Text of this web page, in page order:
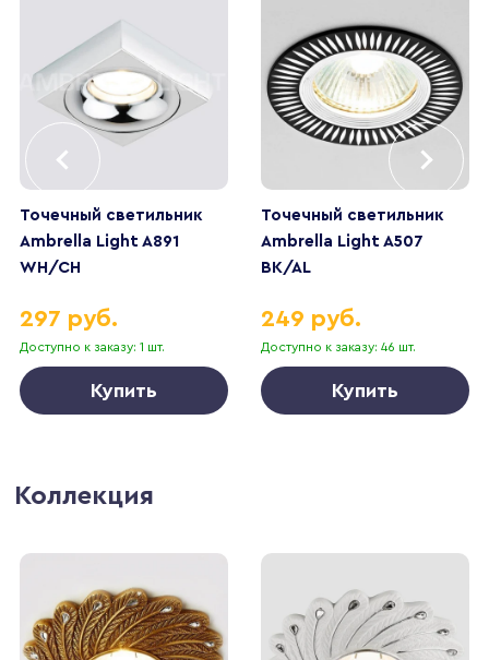
Точечный светильник
Ambrella Light A891
WH/CH
Доступно к заказу: 1 шт.
297 руб.
Купить
Точечный светильник
Ambrella Light A507
BK/AL
Доступно к заказу: 46 шт.
249 руб.
Купить
Коллекция